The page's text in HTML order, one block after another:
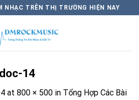
NHẠC TRÊN THỊ TRƯỜNG HIỆN NAY
14
at 800 × 500 in Tổng Hợp Các Bài